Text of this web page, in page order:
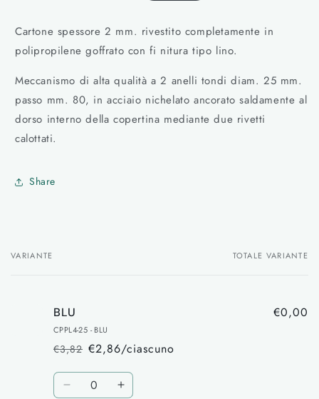
listino
Cartone spessore 2 mm. rivestito completamente in
polipropilene goffrato con fi nitura tipo lino.
Meccanismo di alta qualità a 2 anelli tondi diam. 25 mm.
passo mm. 80, in acciaio nichelato ancorato saldamente al
dorso interno della copertina mediante due rivetti
calottati.
Share
Il
VARIANTE TOTALE VARIANTE
BLU
CPPL4-25 - BLU
Prezzo
di
listino
€3,82
Prezzo
scontato
€2,86/ciascuno
€0,00
Quantità
DiminuisciAumenta